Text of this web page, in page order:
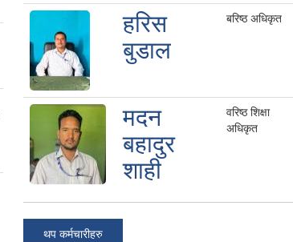
हरिस
बुडाल
बरिष्ठ अधिकृत
मदन
बहादुर
शाही
वरिष्ठ शिक्षा
अधिकृत
थप कर्मचारीहरु